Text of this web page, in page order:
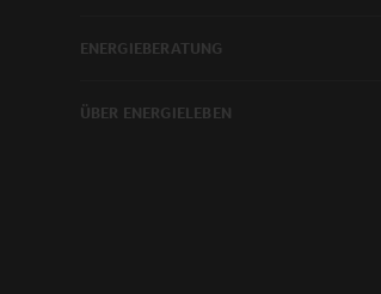
ENERGIEBERATUNG
ÜBER ENERGIELEBEN